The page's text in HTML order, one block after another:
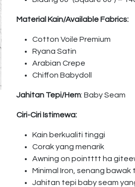
Material Kain/Available Fabrics:
Cotton Voile Premium
Ryana Satin
Arabian Crepe
Chiffon Babydoll
Jahitan Tepi/Hem: Baby Seam
Ciri-Ciri Istimewa:
Kain berkualiti tinggi
Corak yang menarik
Awning on pointttt ha
Minimal Iron, senang bawak
Jahitan tepi baby seam